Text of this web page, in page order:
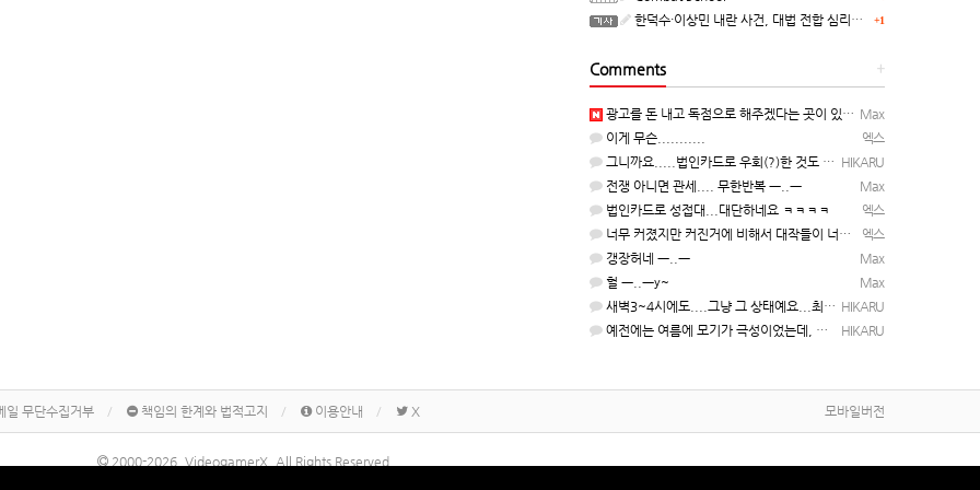
+1
한덕수·이상민 내란 사건, 대법 전합 심리…"역사적 사법평가"(종합)
+
Comments
Max
광고를 돈 내고 독점으로 해주겠다는 곳이 있을정도인거 보면 어마어마한 게임은 맞는듯 ㅡ..ㅡ... 여태까지 …
엑스
이게 무슨...........
HIKARU
그니까요.....법인카드로 우회(?)한 것도 아니고, 대놓고...ㅋ ㅋ)
Max
전쟁 아니면 관세.... 무한반복 ㅡ..ㅡ
엑스
법인카드로 성접대...대단하네요 ㅋㅋㅋㅋ
엑스
너무 커졌지만 커진거에 비해서 대작들이 너무 줄었죠.........
Max
갱장허네 ㅡ..ㅡ
Max
헐 ㅡ..ㅡy~
HIKARU
새벽3~4시에도....그냥 그 상태예요...최근 1주일은....
HIKARU
예전에는 여름에 모기가 극성이었는데, 여름에는 안나오는 것 같은.....ㅎ ㅎ)
일 무단수집거부 책임의 한계와 법적고지 이용안내 X 모바일버전
2000-2026, VideogamerX. All Rights Reserved.